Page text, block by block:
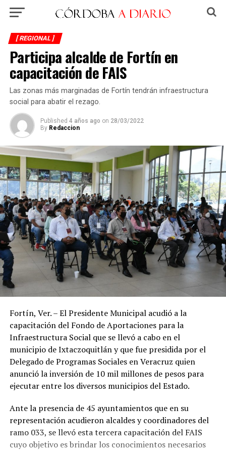
[ REGIONAL ]
Participa alcalde de Fortín en
capacitación de FAIS
Las zonas más marginadas de Fortín tendrán infraestructura
social para abatir el rezago.
Published 4 años ago on 28/03/2022
By Redaccion
Fortín, Ver. – El Presidente Municipal acudió a la
capacitación del Fondo de Aportaciones para la
Infraestructura Social que se llevó a cabo en el
municipio de Ixtaczoquitlán y que fue presidida por el
Delegado de Programas Sociales en Veracruz quien
anunció la inversión de 10 mil millones de pesos para
ejecutar entre los diversos municipios del Estado.
Ante la presencia de 45 ayuntamientos que en su
representación acudieron alcaldes y coordinadores del
ramo 033, se llevó esta tercera capacitación del FAIS
cuyo objetivo es brindar los conocimientos necesarios